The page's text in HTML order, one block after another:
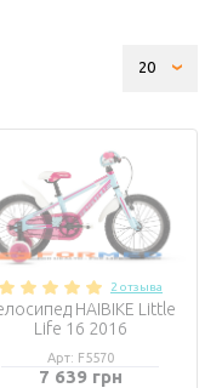
2 отзыва
HAIBIKE Little
Life 16 2016
Арт: F5570
7 639 грн